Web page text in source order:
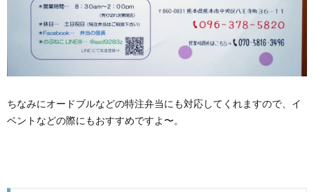
ちなみにオードブルなどの特注弁当にも対応してくれますので、イ
ベントなどの際にもおすすめですよ〜。